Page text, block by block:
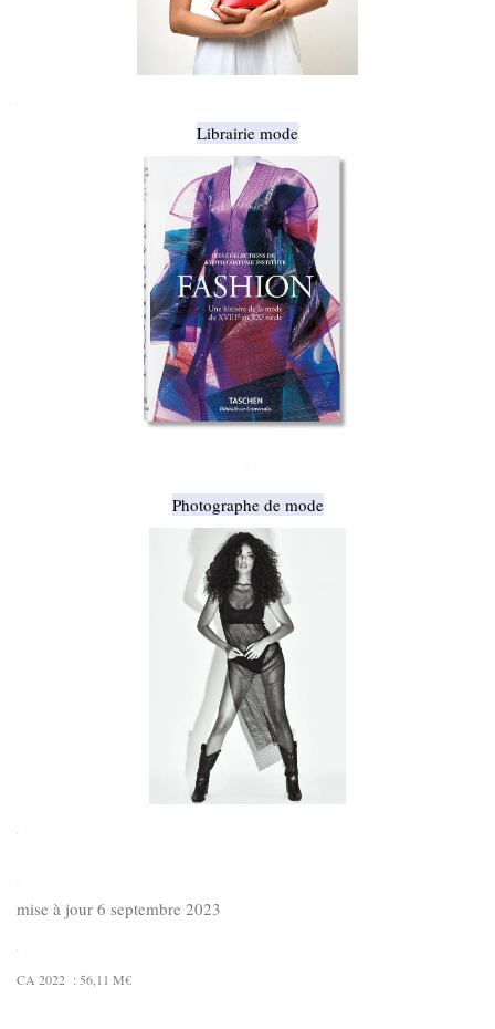
.
Librairie mode
Photographe de mode
mise à jour 6 septembre 2023
CA 2022 : 56,11 M€